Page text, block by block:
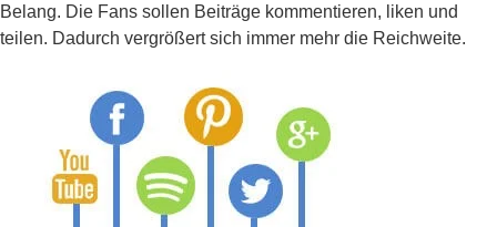
Belang. Die Fans sollen Beiträge kommentieren, liken und
teilen. Dadurch vergrößert sich immer mehr die Reichweite.